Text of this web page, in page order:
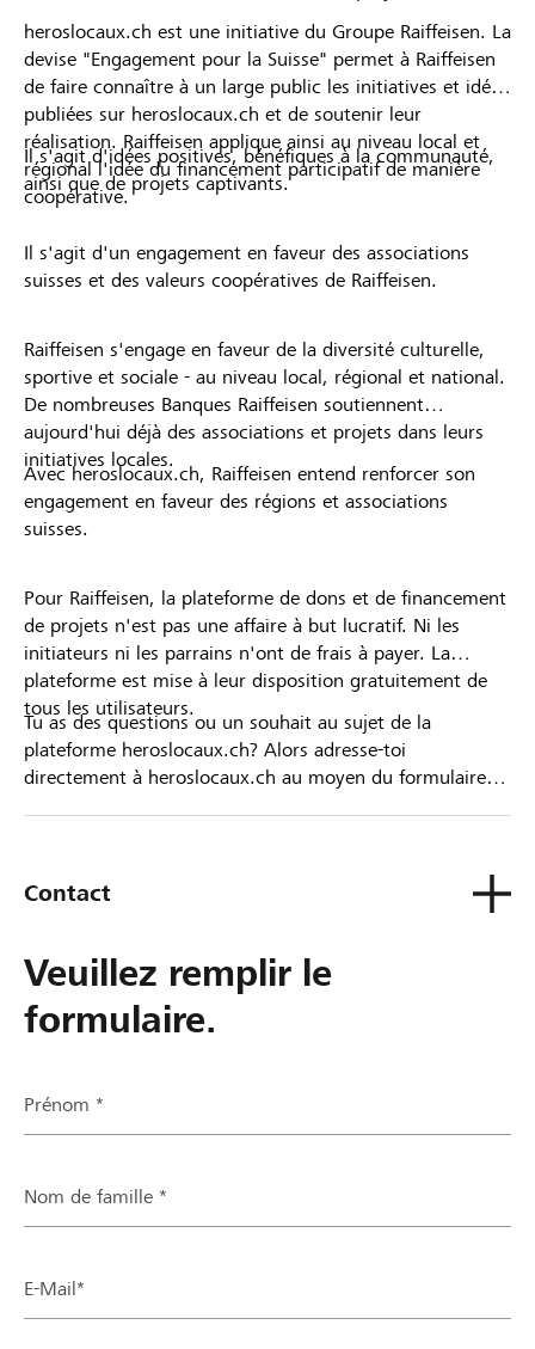
heroslocaux.ch est une initiative du Groupe Raiffeisen. La
devise "Engagement pour la Suisse" permet à Raiffeisen
de faire connaître à un large public les initiatives et idées
publiées sur heroslocaux.ch et de soutenir leur
réalisation. Raiffeisen applique ainsi au niveau local et
régional l'idée du financement participatif de manière
coopérative.
Il s'agit d'idées positives, bénéfiques à la communauté,
ainsi que de projets captivants.
Il s'agit d'un engagement en faveur des associations
suisses et des valeurs coopératives de Raiffeisen.
Raiffeisen s'engage en faveur de la diversité culturelle,
sportive et sociale - au niveau local, régional et national.
De nombreuses Banques Raiffeisen soutiennent
aujourd'hui déjà des associations et projets dans leurs
initiatives locales.
Avec heroslocaux.ch, Raiffeisen entend renforcer son
engagement en faveur des régions et associations
suisses.
Pour Raiffeisen, la plateforme de dons et de financement
de projets n'est pas une affaire à but lucratif. Ni les
initiateurs ni les parrains n'ont de frais à payer. La
plateforme est mise à leur disposition gratuitement de
tous les utilisateurs.
Tu as des questions ou un souhait au sujet de la
plateforme heroslocaux.ch? Alors adresse-toi
directement à heroslocaux.ch au moyen du formulaire
Contact
Veuillez remplir le
formulaire.
Prénom *
Nom de famille *
E-Mail*